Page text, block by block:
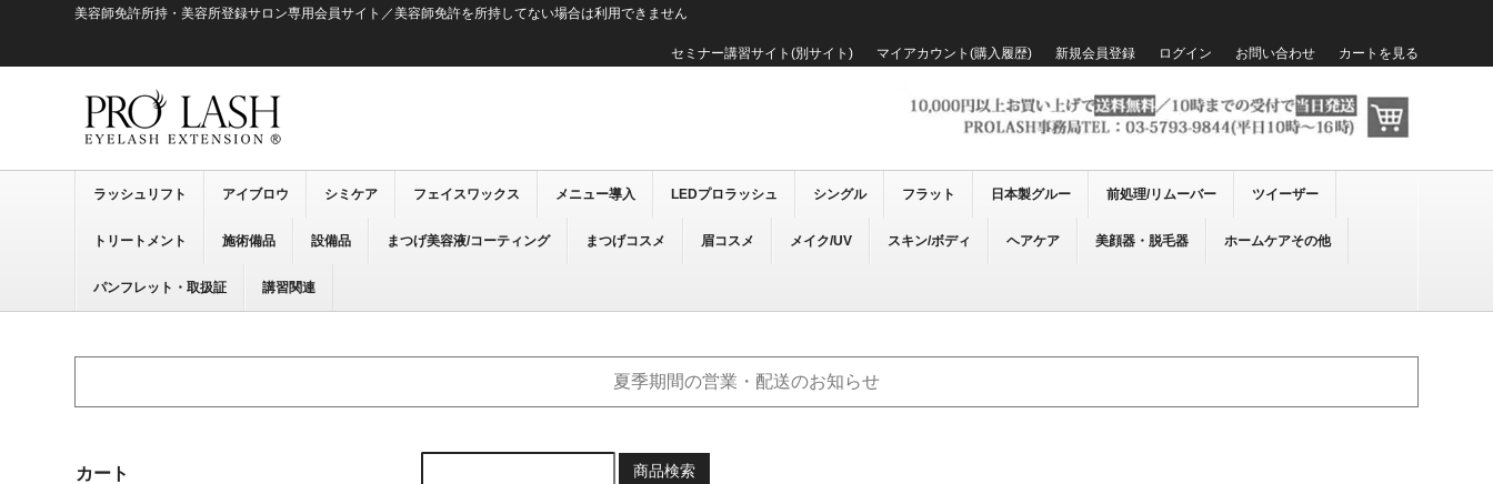
美容師免許所持・美容所登録サロン専用会員サイト／美容師免許を所持してない場合は利用できません
セミナー講習サイト(別サイト) マイアカウント(購入履歴) 新規会員登録 ログイン お問い合わせ カートを見る
ラッシュリフト アイブロウ シミケア フェイスワックス メニュー導入 LEDプロラッシュ シングル フラット 日本製グルー 前処理/リムーバー ツイーザー
トリートメント 施術備品 設備品 まつげ美容液/コーティング まつげコスメ 眉コスメ メイク/UV スキン/ボディ ヘアケア 美顔器・脱毛器 ホームケアその他
パンフレット・取扱証 講習関連
夏季期間の営業・配送のお知らせ
商品検索
カート